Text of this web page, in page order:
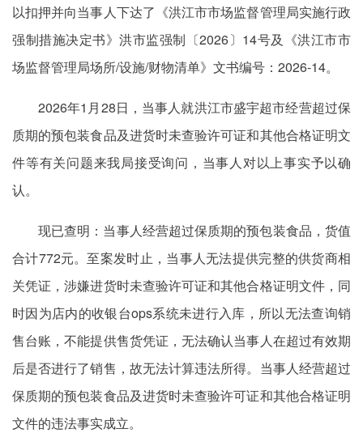
以扣押并向当事人下达了《洪江市市场监督管理局实施行政
强制措施决定书》洪市监强制〔2026〕14号及《洪江市市
场监督管理局场所/设施/财物清单》文书编号：2026-14。
2026年1月28日，当事人就洪江市盛宇超市经营超过保
质期的预包装食品及进货时未查验许可证和其他合格证明文
件等有关问题来我局接受询问，当事人对以上事实予以确
认。
现已查明：当事人经营超过保质期的预包装食品，货值
合计772元。至案发时止，当事人无法提供完整的供货商相
关凭证，涉嫌进货时未查验许可证和其他合格证明文件，同
时因为店内的收银台ops系统未进行入库，所以无法查询销
售台账，不能提供售货凭证，无法确认当事人在超过有效期
后是否进行了销售，故无法计算违法所得。当事人经营超过
保质期的预包装食品及进货时未查验许可证和其他合格证明
文件的违法事实成立。